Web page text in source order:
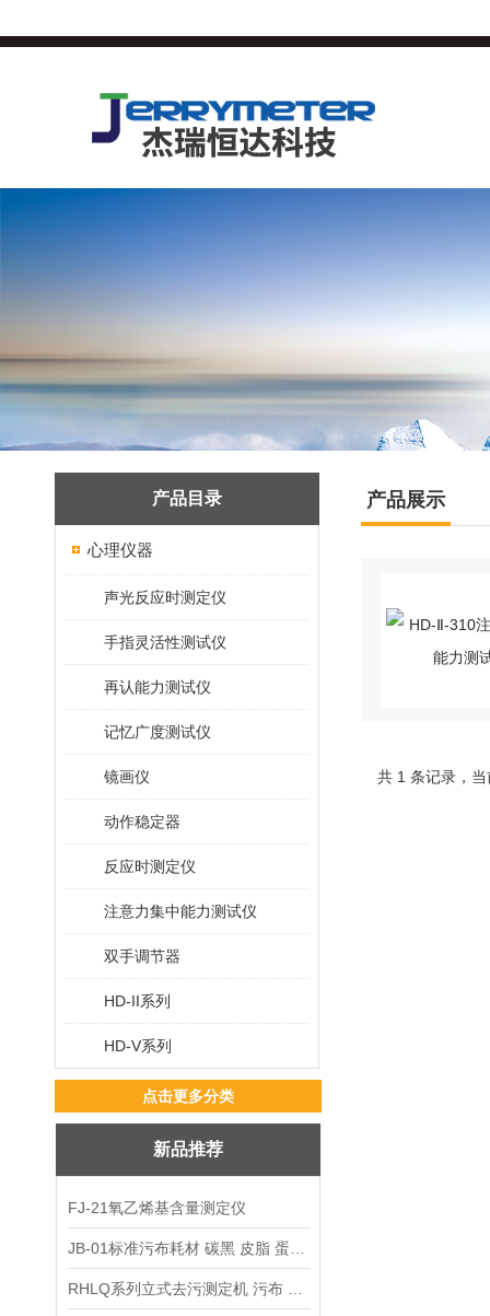
产品目录
心理仪器
声光反应时测定仪
手指灵活性测试仪
再认能力测试仪
记忆广度测试仪
镜画仪
动作稳定器
反应时测定仪
注意力集中能力测试仪
双手调节器
HD-II系列
HD-V系列
点击更多分类
新品推荐
FJ-21氧乙烯基含量测定仪
产品展示
共 1 条记录，